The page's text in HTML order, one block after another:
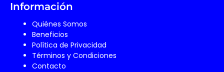
k
Información
Quiénes Somos
Beneficios
Política de Privacidad
Términos y Condiciones
Contacto